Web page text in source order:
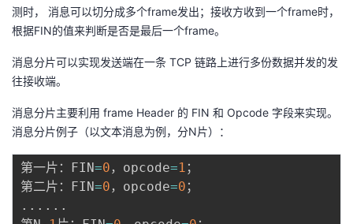
测时， 消息可以切分成多个frame发出；接收方收到一个frame时，
根据FIN的值来判断是否是最后一个frame。
消息分片可以实现发送端在一条 TCP 链路上进行多份数据并发的发
往接收端。
消息分片主要利用 frame Header 的 FIN 和 Opcode 字段来实现。
消息分片例子（以文本消息为例，分N片）：
第一片：FIN=0 ，opcode=1 ；
第二片：FIN=0 ，opcode=0
. . . . . .